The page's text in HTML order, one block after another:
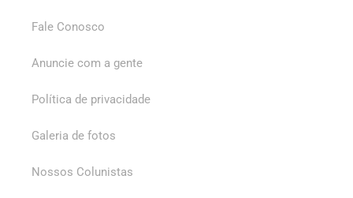
Fale Conosco
Anuncie com a gente
Política de privacidade
Galeria de fotos
Nossos Colunistas